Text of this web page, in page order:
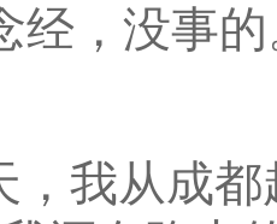
经，没事
，我从成